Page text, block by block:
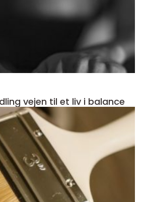
Misbrugsbehandling vejen til et liv i balance